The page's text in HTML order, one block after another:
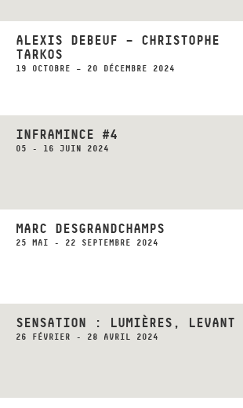
ALEXIS DEBEUF – CHRISTOPHE
TARKOS
19 OCTOBRE – 20 DÉCEMBRE 2024
INFRAMINCE #4
05 - 16 JUIN 2024
MARC DESGRANDCHAMPS
25 MAI - 22 SEPTEMBRE 2024
SENSATION : LUMIÈRES, LEVANT
26 FÉVRIER - 28 AVRIL 2024